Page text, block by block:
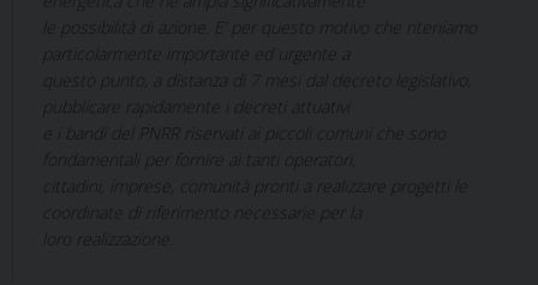
le possibilità di azione. E’ per questo motivo che riteniamo
questo punto, a distanza di 7 mesi dal decreto legislativo,
e i bandi del PNRR riservati ai piccoli comuni che sono
cittadini, imprese, comunità pronti a realizzare progetti le
loro realizzazione.